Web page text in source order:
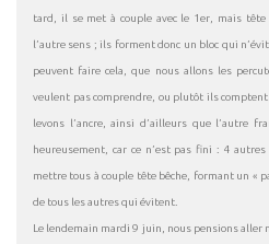
tard, il se met à couple avec le 1er, mais tête
l’autre sens ; ils forment donc un bloc qui
peuvent faire cela, que nous allons les
veulent pas comprendre, ou plutôt ils
levons l’ancre, ainsi d’ailleurs que l’autre
heureusement, car ce n’est pas fini : 4
mettre tous à couple tête bêche, formant un «
de tous les autres qui évitent.
Le lendemain mardi 9 juin, nous pensions aller